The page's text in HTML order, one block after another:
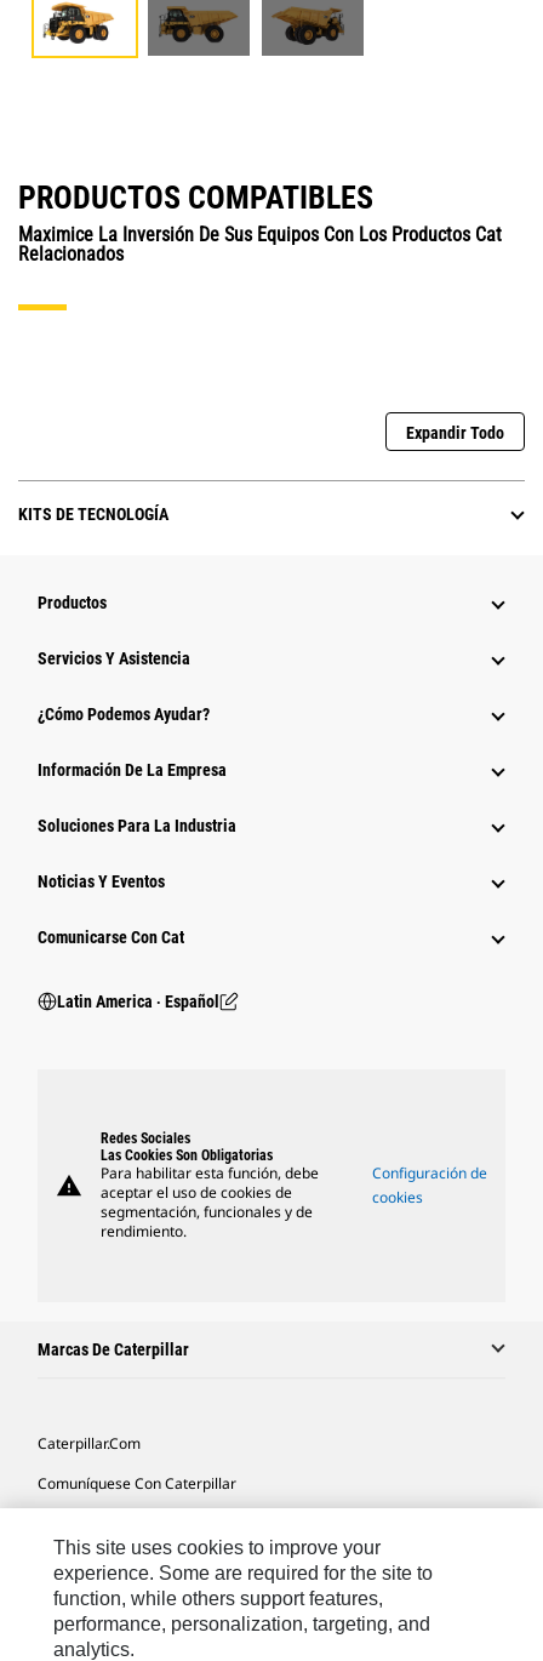
PRODUCTOS COMPATIBLES
Maximice La Inversión De Sus Equipos Con Los Productos Cat
Relacionados
Expandir Todo
KITS DE TECNOLOGÍA
Productos
Servicios Y Asistencia
¿Cómo Podemos Ayudar?
Información De La Empresa
Soluciones Para La Industria
Noticias Y Eventos
Comunicarse Con Cat
Latin America ‧ Español
warning
Redes Sociales
Las Cookies Son Obligatorias
Para habilitar esta función, debe
aceptar el uso de cookies de
segmentación, funcionales y de
rendimiento.
Configuración de
cookies
Marcas De Caterpillar
Caterpillar.com
Comuníquese Con Caterpillar
Mapa Del Sitio
Cookie Settings
Avisos Legales
This site uses cookies to improve your
experience. Some are required for the site to
function, while others support features,
performance, personalization, targeting, and
analytics.